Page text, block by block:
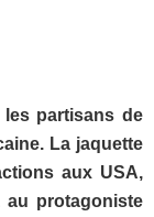
les partisans de
La jaquette
aux USA,
au protagoniste